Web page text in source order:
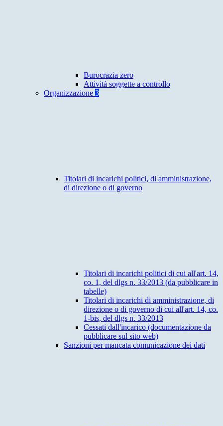
Burocrazia zero
Attività soggette a controllo
Organizzazione 3
Titolari di incarichi politici, di amministrazione,
di direzione o di governo
Titolari di incarichi politici di cui all'art. 14,
co. 1, del dlgs n. 33/2013 (da pubblicare in
tabelle)
Titolari di incarichi di amministrazione, di
direzione o di governo di cui all'art. 14, co.
1-bis, del dlgs n. 33/2013
Cessati dall'incarico (documentazione da
pubblicare sul sito web)
Sanzioni per mancata comunicazione dei dati